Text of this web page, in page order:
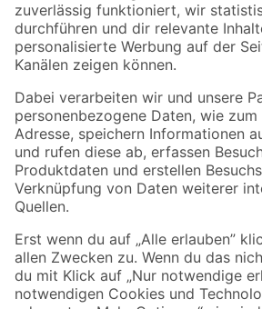
Zur Newsletter Anmeldung
Folge uns
Zahlungsarten
Sicher einkaufen
Jetzt die toom-App herunterladen